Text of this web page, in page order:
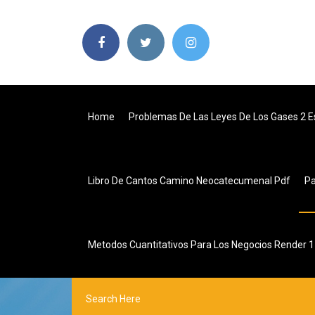
Home Problemas De Las Leyes De Los Gases 2
Libro De Cantos Camino Neocatecumenal Pdf
Metodos Cuantitativos Para Los Negocios Render